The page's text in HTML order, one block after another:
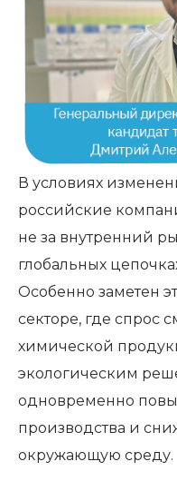
В условиях
российские
не за внутренний
глобальных
Особенно заметен
секторе, где спрос
химической
экологическим
одновременно
производства и
окружающую среду.